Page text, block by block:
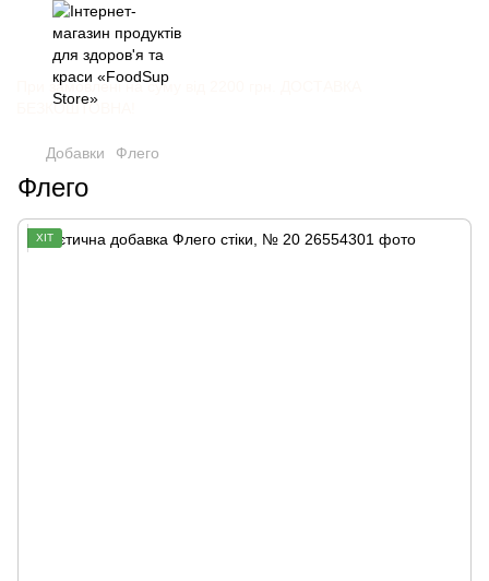
При замовлені на суму від 2200 грн. ДОСТАВКА
БЕЗКОШТОВНА!
Добавки Флего
Флего
ХІТ